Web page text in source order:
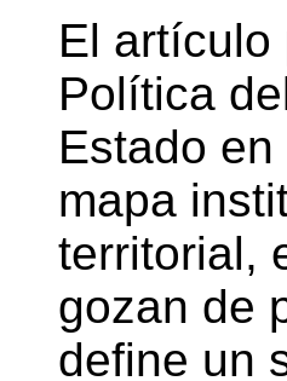
El artículo
Política
Estado
mapa
territorial,
gozan de
define un